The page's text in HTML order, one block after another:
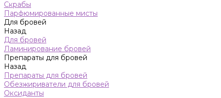
Скрабы
Парфюмированные мисты
Для бровей
Назад
Для бровей
Ламинирование бровей
Препараты для бровей
Назад
Препараты для бровей
Обезжириватели для бровей
Оксиданты